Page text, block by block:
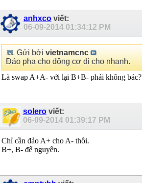
anhxco viết:
06-09-2014 01:34:12 PM
Gửi bởi vietnamcnc
Đảo pha cho động cơ đi cho nhanh.
Là swap A+A- với lại B+B- phải không bác?
soleroviết:
06-09-2014 01:39:17 PM
Chỉ cần đảo A+ cho A- thôi.
B+, B- để nguyên.